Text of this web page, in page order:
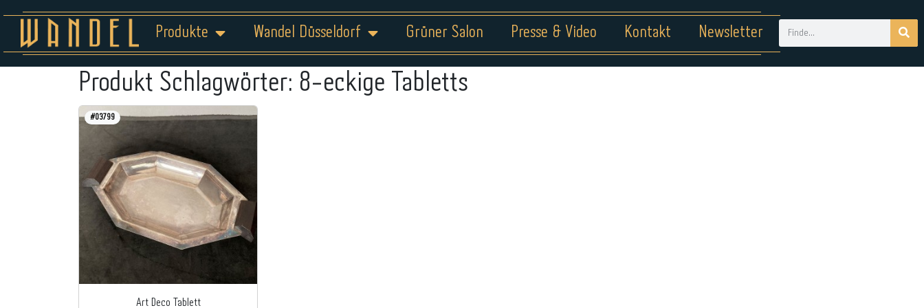
Produkte Wandel Düsseldorf Grüner Salon Presse & Video Kontakt Newsletter
Produkt Schlagwörter: 8-eckige Tabletts
#03799
Art Deco Tablett